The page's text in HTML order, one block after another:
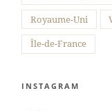
Royaume-Uni
Île-de-France
INSTAGRAM